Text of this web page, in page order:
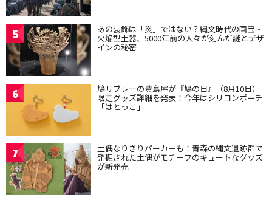
5 あの装飾は「炎」ではない？縄文時代の国宝・
火焔型土器、5000年前の人々が刻んだ謎とデザ
インの秘密
6 鳩サブレーの豊島屋が『鳩の日』（8月10日）
限定グッズ詳細を発表！今年はシリコンポーチ
「はとっこ」
7 土偶なりきりパーカーも！青森の縄文遺跡群で
発掘された土偶がモチーフのキュートなグッズ
が新発売